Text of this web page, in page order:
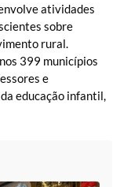
atividades
sobre
rural.
399 municípios
e
educação infantil,